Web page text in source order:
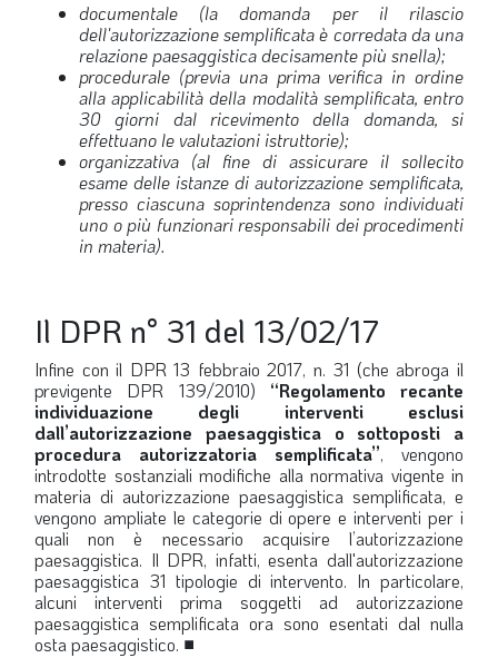
documentale (la domanda per il rilascio
dell'autorizzazione semplificata è corredata da una
relazione paesaggistica decisamente più snella);
procedurale (previa una prima verifica in ordine
alla applicabilità della modalità semplificata, entro
30 giorni dal ricevimento della domanda, si
effettuano le valutazioni istruttorie);
organizzativa (al fine di assicurare il sollecito
esame delle istanze di autorizzazione semplificata,
presso ciascuna soprintendenza sono individuati
uno o più funzionari responsabili dei procedimenti
in materia).
Il DPR n° 31 del 13/02/17
Infine con il DPR 13 febbraio 2017, n. 31 (che abroga il
previgente DPR 139/2010) “Regolamento recante
individuazione degli interventi esclusi
dall’autorizzazione paesaggistica o sottoposti a
procedura autorizzatoria semplificata”, vengono
introdotte sostanziali modifiche alla normativa vigente in
materia di autorizzazione paesaggistica semplificata, e
vengono ampliate le categorie di opere e interventi per i
quali non è necessario acquisire l’autorizzazione
paesaggistica. Il DPR, infatti, esenta dall'autorizzazione
paesaggistica 31 tipologie di intervento. In particolare,
alcuni interventi prima soggetti ad autorizzazione
paesaggistica semplificata ora sono esentati dal nulla
osta paesaggistico. ■